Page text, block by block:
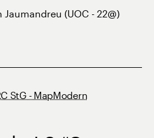
(UOC - 22@)
StG - MapModern